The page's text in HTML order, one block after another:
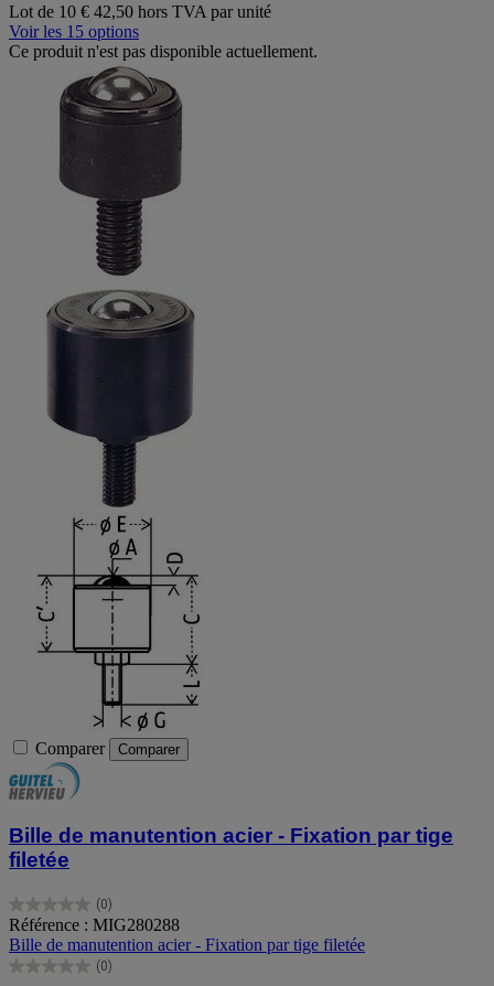
Lot de 10 € 42,50 hors TVA par unité
Voir les 15 options
Ce produit n'est pas disponible actuellement.
Comparer Comparer
Bille de manutention acier - Fixation par tige
filetée
(0)
0.0
sur
5
étoiles.
Référence : MIG280288
Bille de manutention acier - Fixation par tige filetée
(0)
0.0